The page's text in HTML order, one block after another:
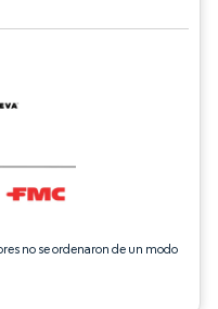
no se ordenaron de un modo
atribución según CC BY 4.0.